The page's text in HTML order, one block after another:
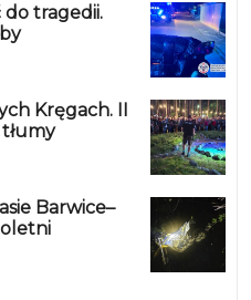
do tragedii.
Kręgach. II
Barwice–